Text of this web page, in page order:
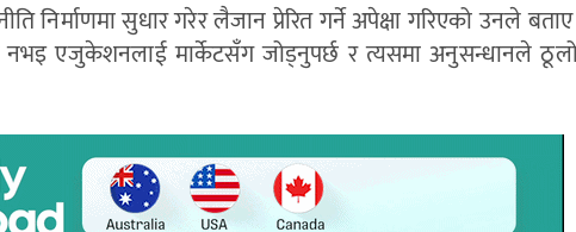
निर्माणमा सुधार गरेर लैजान प्रेरित गर्ने अपेक्षा गरिएको उनले
नभइ एजुकेशनलाई मार्केटसँग जोड्नुपर्छ र त्यसमा अनुसन्धानले